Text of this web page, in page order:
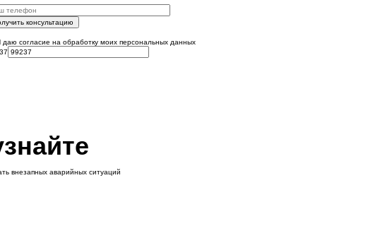
консультацию
даю согласие на обработку моих персональных данных
внезапных аварийных ситуаций